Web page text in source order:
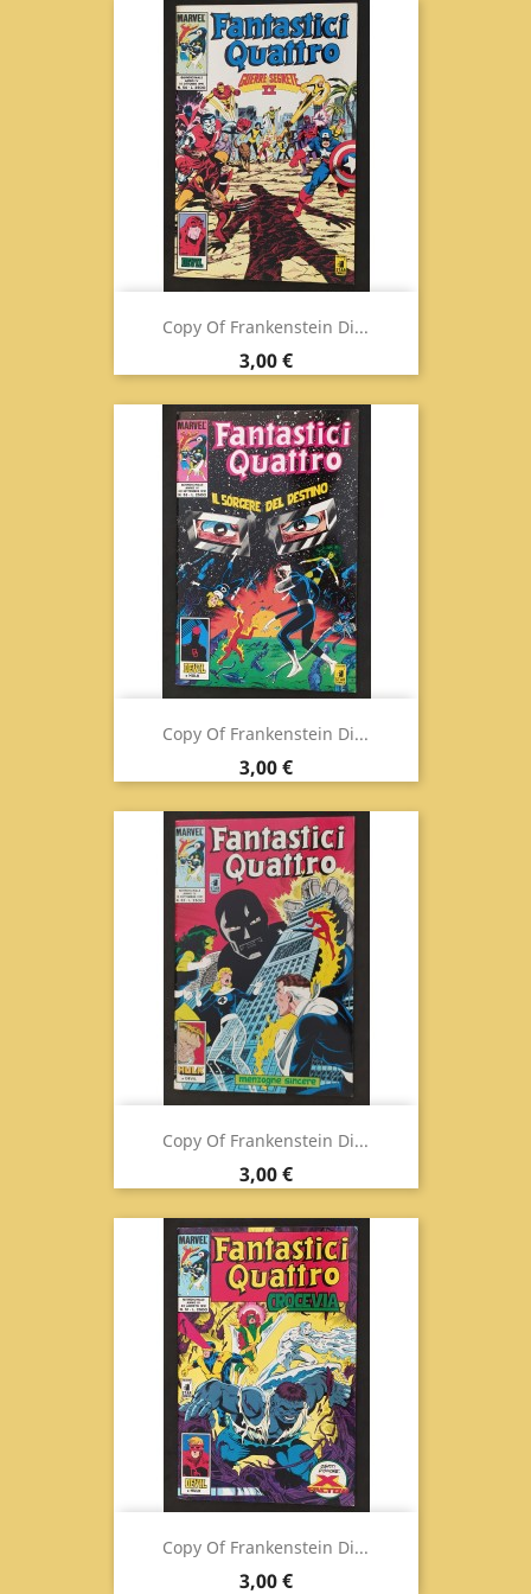
Copy Of Frankenstein Di...
Prix
3,00 €
Copy Of Frankenstein Di...
Prix
3,00 €
Copy Of Frankenstein Di...
Prix
3,00 €
Copy Of Frankenstein Di...
Prix
3,00 €